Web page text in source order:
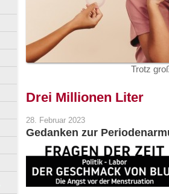
Trotz
Drei Millionen Liter
28. Februar 2023
Gedanken zur